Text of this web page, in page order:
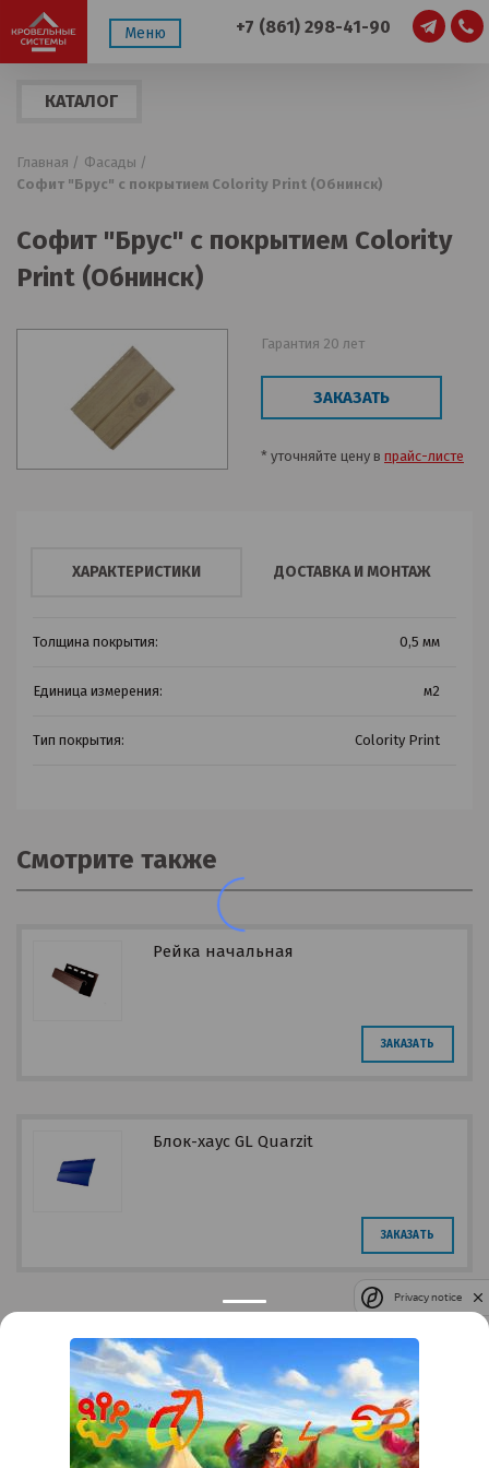
Меню +7 (861) 298-41-90
КАТАЛОГ
Главная / Фасады /
Софит "Брус" с покрытием Colority Print (Обнинск)
Софит "Брус" с покрытием Colority
Print (Обнинск)
Гарантия 20 лет
ЗАКАЗАТЬ
* уточняйте цену в прайс-листе
ХАРАКТЕРИСТИКИ ДОСТАВКА И МОНТАЖ
Толщина покрытия: 0,5 мм
Единица измерения: м2
Тип покрытия: Colority Print
Смотрите также
Рейка начальная
ЗАКАЗАТЬ
Блок-хаус GL Quarzit
ЗАКАЗАТЬ
Контакты
Краснодар Тимашевск Темрюк
+7 (861) 298-41-90 +7 (861) 298-41-90
Privacy notice